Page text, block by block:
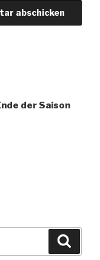
der Saison